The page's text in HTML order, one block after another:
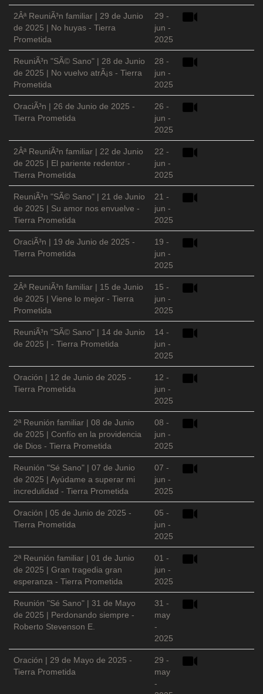
2Âª ReuniÃ³n familiar | 29 de Junio
de 2025 | No huyas - Tierra
Prometida
29 -
jun -
2025
ReuniÃ³n "SÃ© Sano" | 28 de Junio
de 2025 | No vuelvo atrÃ¡s - Tierra
Prometida
28 -
jun -
2025
OraciÃ³n | 26 de Junio de 2025 -
Tierra Prometida
26 -
jun -
2025
2Âª ReuniÃ³n familiar | 22 de Junio
de 2025 | El pariente redentor -
Tierra Prometida
22 -
jun -
2025
ReuniÃ³n "SÃ© Sano" | 21 de Junio
de 2025 | Su amor nos envuelve -
Tierra Prometida
21 -
jun -
2025
OraciÃ³n | 19 de Junio de 2025 -
Tierra Prometida
19 -
jun -
2025
2Âª ReuniÃ³n familiar | 15 de Junio
de 2025 | Viene lo mejor - Tierra
Prometida
15 -
jun -
2025
ReuniÃ³n "SÃ© Sano" | 14 de Junio
de 2025 | - Tierra Prometida
14 -
jun -
2025
Oración | 12 de Junio de 2025 -
Tierra Prometida
12 -
jun -
2025
2ª Reunión familiar | 08 de Junio
de 2025 | Confío en la providencia
de Dios - Tierra Prometida
08 -
jun -
2025
Reunión "Sé Sano" | 07 de Junio
de 2025 | Ayúdame a superar mi
incredulidad - Tierra Prometida
07 -
jun -
2025
Oración | 05 de Junio de 2025 -
Tierra Prometida
05 -
jun -
2025
2ª Reunión familiar | 01 de Junio
de 2025 | Gran tragedia gran
esperanza - Tierra Prometida
01 -
jun -
2025
Reunión "Sé Sano" | 31 de Mayo
de 2025 | Perdonando siempre -
Roberto Stevenson E.
31 -
may
-
2025
Oración | 29 de Mayo de 2025 -
Tierra Prometida
29 -
may
-